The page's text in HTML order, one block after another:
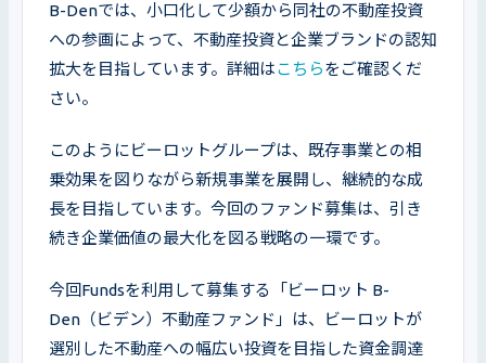
B-Denでは、小口化して少額から同社の不動産投資
への参画によって、不動産投資と企業ブランドの認知
拡大を目指しています。詳細はこちらをご確認くだ
さい。
このようにビーロットグループは、既存事業との相
乗効果を図りながら新規事業を展開し、継続的な成
長を目指しています。今回のファンド募集は、引き
続き企業価値の最大化を図る戦略の一環です。
今回Fundsを利用して募集する「ビーロット B-
Den（ビデン）不動産ファンド」は、ビーロットが
選別した不動産への幅広い投資を目指した資金調達